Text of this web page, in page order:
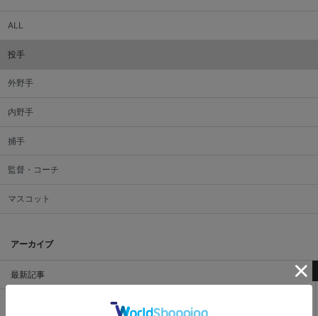
ALL
投手
外野手
内野手
捕手
監督・コーチ
マスコット
アーカイブ
最新記事